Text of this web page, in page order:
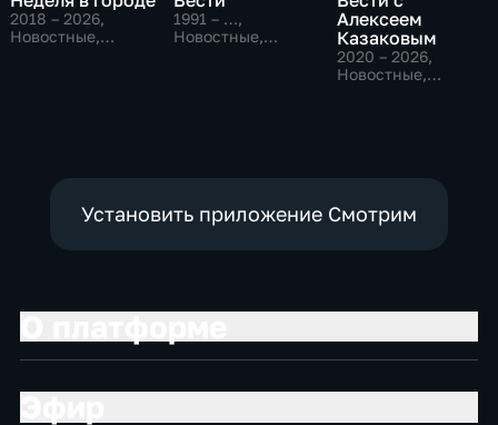
2018 – 2026,
Новостные,
1991 – …,
Новостные,
Алексеем
Казаковым
2020 – 2026,
Новостные,
Установить приложение Смотрим